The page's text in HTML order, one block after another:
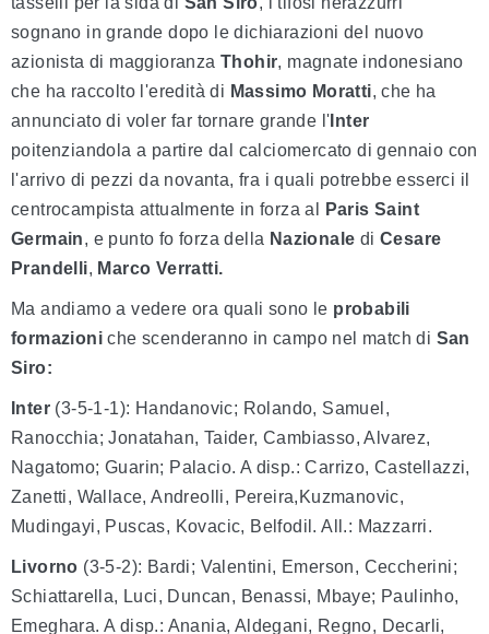
sognano in grande dopo le dichiarazioni del nuovo
azionista di maggioranza Thohir, magnate indonesiano
che ha raccolto l'eredità di Massimo Moratti, che ha
annunciato di voler far tornare grande l' Inter
poitenziandola a partire dal calciomercato di gennaio con
l'arrivo di pezzi da novanta, fra i quali potrebbe esserci il
centrocampista attualmente in forza al
Paris Saint
Germain, e punto fo forza della Nazionale diCesare
Prandelli, Marco Verratti.
Ma andiamo a vedere ora quali sono le probabili
formazioni che scenderanno in campo nel match di San
Siro:
Inter (3-5-1-1): Handanovic; Rolando, Samuel,
Ranocchia; Jonatahan, Taider, Cambiasso, Alvarez,
Nagatomo; Guarin; Palacio. A disp.: Carrizo, Castellazzi,
Zanetti, Wallace, Andreolli, Pereira,Kuzmanovic,
Mudingayi, Puscas, Kovacic, Belfodil. All.: Mazzarri.
Livorno (3-5-2): Bardi; Valentini, Emerson, Ceccherini;
Schiattarella, Luci, Duncan, Benassi, Mbaye; Paulinho,
Emeghara. A disp.: Anania, Aldegani, Regno, Decarli,